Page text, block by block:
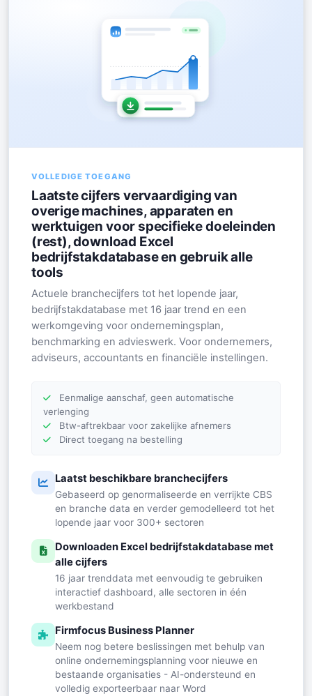
VOLLEDIGE TOEGANG
Laatste cijfers vervaardiging van
overige machines, apparaten en
werktuigen voor specifieke doeleinden
(rest), download Excel
bedrijfstakdatabase en gebruik alle
tools
Actuele branchecijfers tot het lopende jaar,
bedrijfstakdatabase met 16 jaar trend en een
werkomgeving voor ondernemingsplan,
benchmarking en advieswerk. Voor ondernemers,
adviseurs, accountants en financiële instellingen.
Eenmalige aanschaf, geen automatische
verlenging
Btw-aftrekbaar voor zakelijke afnemers
Direct toegang na bestelling
Laatst beschikbare branchecijfers
Gebaseerd op genormaliseerde en verrijkte CBS
en branche data en verder gemodelleerd tot het
lopende jaar voor 300+ sectoren
Downloaden Excel bedrijfstakdatabase met
alle cijfers
16 jaar trenddata met eenvoudig te gebruiken
interactief dashboard, alle sectoren in één
werkbestand
Firmfocus Business Planner
Neem nog betere beslissingen met behulp van
online ondernemingsplanning voor nieuwe en
bestaande organisaties - AI-ondersteund en
volledig exporteerbaar naar Word